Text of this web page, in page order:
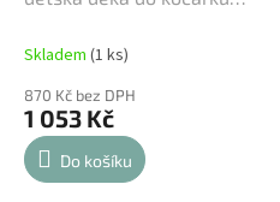
Skladem (1 ks)
870 Kč bez DPH
1 053 Kč
Do košíku